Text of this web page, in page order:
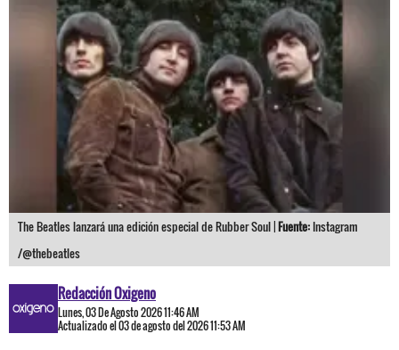
The Beatles lanzará una edición especial de Rubber Soul |Fuente: Instagram
/@thebeatles
Redacción Oxigeno
Lunes, 03 De Agosto 2026 11:46 AM
Actualizado el 03 de agosto del 2026 11:53 AM